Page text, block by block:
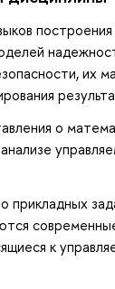
их
о
прикладных
к